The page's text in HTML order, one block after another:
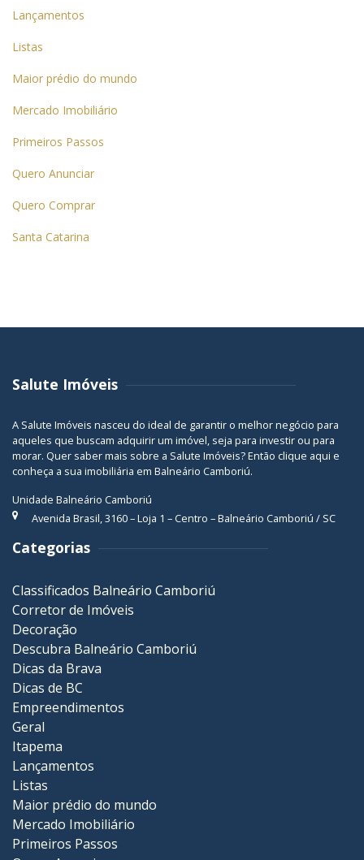
Lançamentos
Listas
Maior prédio do mundo
Mercado Imobiliário
Primeiros Passos
Quero Anunciar
Quero Comprar
Santa Catarina
Salute Imóveis
A Salute Imóveis nasceu do ideal de garantir o melhor negócio para
aqueles que buscam adquirir um imóvel, seja para investir ou para
morar. Quer saber mais sobre a Salute Imóveis? Então clique aqui e
conheça a sua imobiliária em Balneário Camboriú.
Unidade Balneário Camboriú
Avenida Brasil, 3160 – Loja 1 – Centro – Balneário Camboriú / SC
Categorias
Classificados Balneário Camboriú
Corretor de Imóveis
Decoração
Descubra Balneário Camboriú
Dicas da Brava
Dicas de BC
Empreendimentos
Geral
Itapema
Lançamentos
Listas
Maior prédio do mundo
Mercado Imobiliário
Primeiros Passos